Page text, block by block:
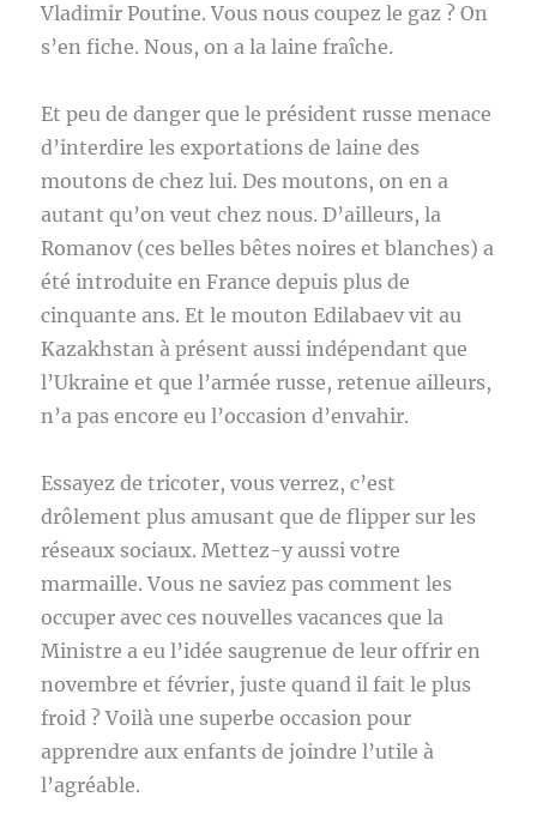
Vladimir Poutine. Vous nous coupez le gaz ? On
s’en fiche. Nous, on a la laine fraîche.
Et peu de danger que le président russe menace
d’interdire les exportations de laine des
moutons de chez lui. Des moutons, on en a
autant qu’on veut chez nous. D’ailleurs, la
Romanov (ces belles bêtes noires et blanches) a
été introduite en France depuis plus de
cinquante ans. Et le mouton Edilabaev vit au
Kazakhstan à présent aussi indépendant que
l’Ukraine et que l’armée russe, retenue ailleurs,
n’a pas encore eu l’occasion d’envahir.
Essayez de tricoter, vous verrez, c’est
drôlement plus amusant que de flipper sur les
réseaux sociaux. Mettez-y aussi votre
marmaille. Vous ne saviez pas comment les
occuper avec ces nouvelles vacances que la
Ministre a eu l’idée saugrenue de leur offrir en
novembre et février, juste quand il fait le plus
froid ? Voilà une superbe occasion pour
apprendre aux enfants de joindre l’utile à
l’agréable.